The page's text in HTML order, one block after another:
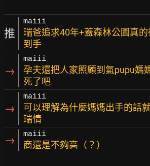
推
maiii
瑞爸追求40年+蓋森林公園真
到手
→
maiii
孕夫還把人家照顧到氣pupu媽
死了吧
→
maiii
可以理解為什麼媽媽出手的話
瑞情
→ maiii
商還是不夠高（？）